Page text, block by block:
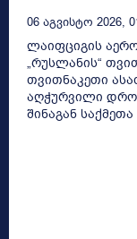
06 Აგვისტო 2026,
ლაიფციგის
„რუსლანის“
თვითნაკეთი
აღჭურვილი
შინაგან